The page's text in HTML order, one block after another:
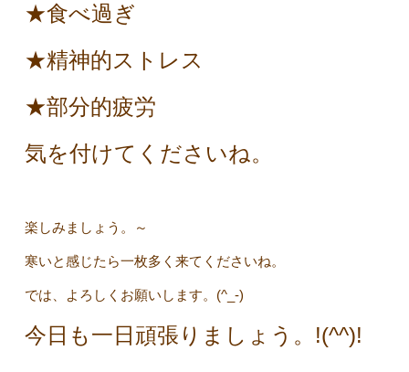
★食べ過ぎ
★精神的ストレス
★部分的疲労
気を付けてくださいね。
楽しみましょう。～
寒いと感じたら一枚多く来てくださいね。
では、よろしくお願いします。(^_-)
今日も一日頑張りましょう。!(^^)!